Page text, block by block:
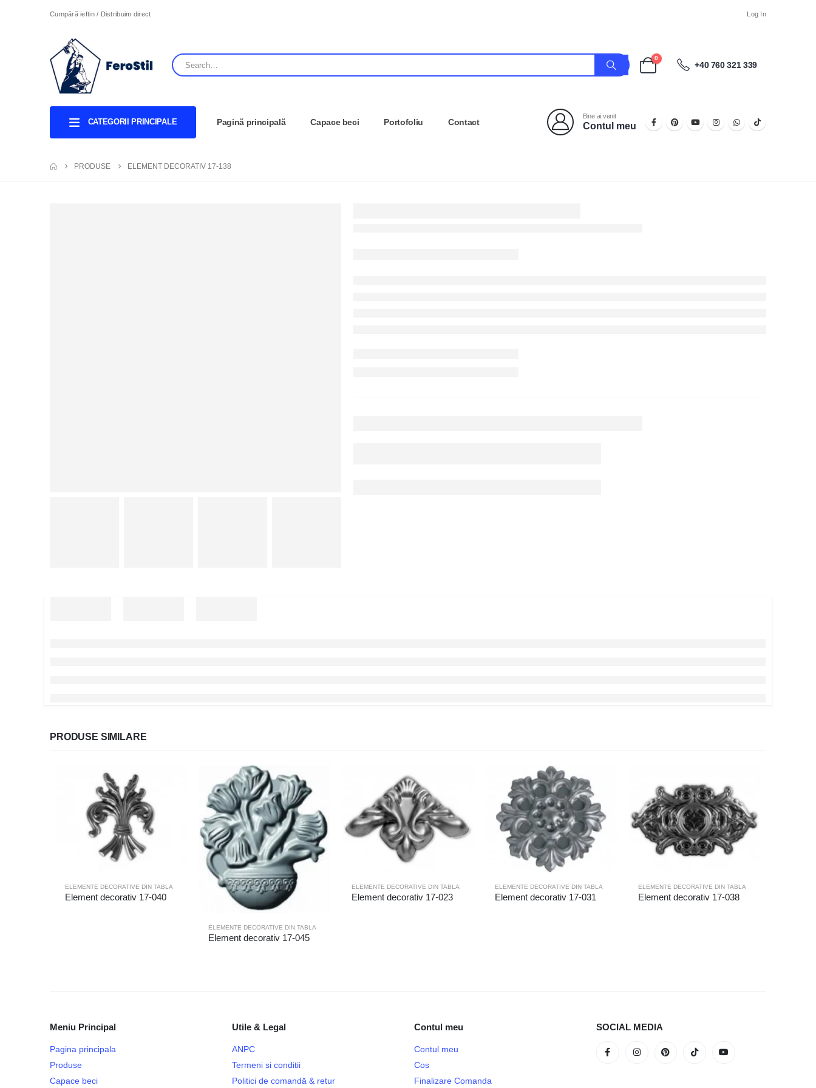
Cumpără ieftin / Distribuim direct Log In
0
+40 760 321 339
CATEGORII PRINCIPALE Pagină principală Capace beci Portofoliu Contact
Bine ai venit
Contul meu
PRODUSE ELEMENT DECORATIV 17-138
PRODUSE SIMILARE
ELEMENTE DECORATIVE DIN TABLA
Element decorativ 17-040
ELEMENTE DECORATIVE DIN TABLA
Element decorativ 17-045
ELEMENTE DECORATIVE DIN TABLA
Element decorativ 17-023
ELEMENTE DECORATIVE DIN TABLA
Element decorativ 17-031
ELEMENTE DECORATIVE DIN TABLA
Element decorativ 17-038
Meniu Principal
Pagina principala
Produse
Capace beci
Utile & Legal
ANPC
Termeni si conditii
Politici de comandă & retur
Contul meu
Contul meu
Cos
Finalizare Comanda
SOCIAL MEDIA